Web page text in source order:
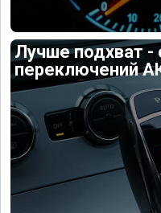
Лучше подхват -
переключений